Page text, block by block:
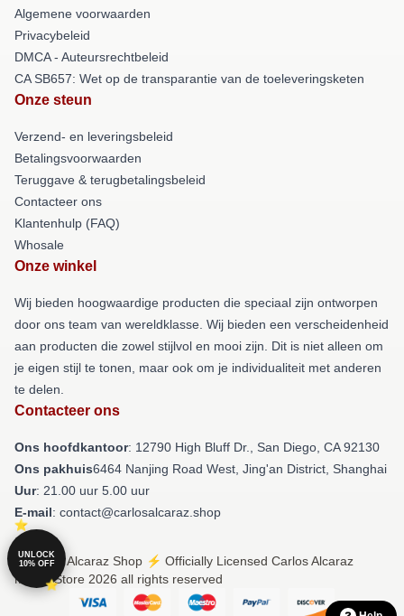
Algemene voorwaarden
Privacybeleid
DMCA - Auteursrechtbeleid
CA SB657: Wet op de transparantie van de toeleveringsketen
Onze steun
Verzend- en leveringsbeleid
Betalingsvoorwaarden
Teruggave & terugbetalingsbeleid
Contacteer ons
Klantenhulp (FAQ)
Whosale
Onze winkel
Wij bieden hoogwaardige producten die speciaal zijn ontworpen
door ons team van wereldklasse. Wij bieden een verscheidenheid
aan producten die zowel stijlvol en mooi zijn. Dit is niet alleen om
je eigen stijl te tonen, maar ook om je individualiteit met anderen
te delen.
Contacteer ons
Ons hoofdkantoor: 12790 High Bluff Dr., San Diego, CA 92130
Ons pakhuis6464 Nanjing Road West, Jing'an District, Shanghai
Uur: 21.00 uur 5.00 uur
E-mail: contact@carlosalcaraz.shop
© Carlos Alcaraz Shop ⚡️ Officially Licensed Carlos Alcaraz
Merch Store 2026 all rights reserved
UNLOCK
10% OFF